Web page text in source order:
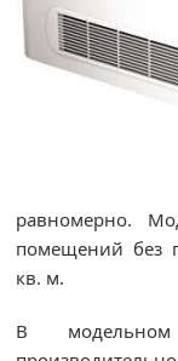
равномерно.
помещений без
кв. м.
В